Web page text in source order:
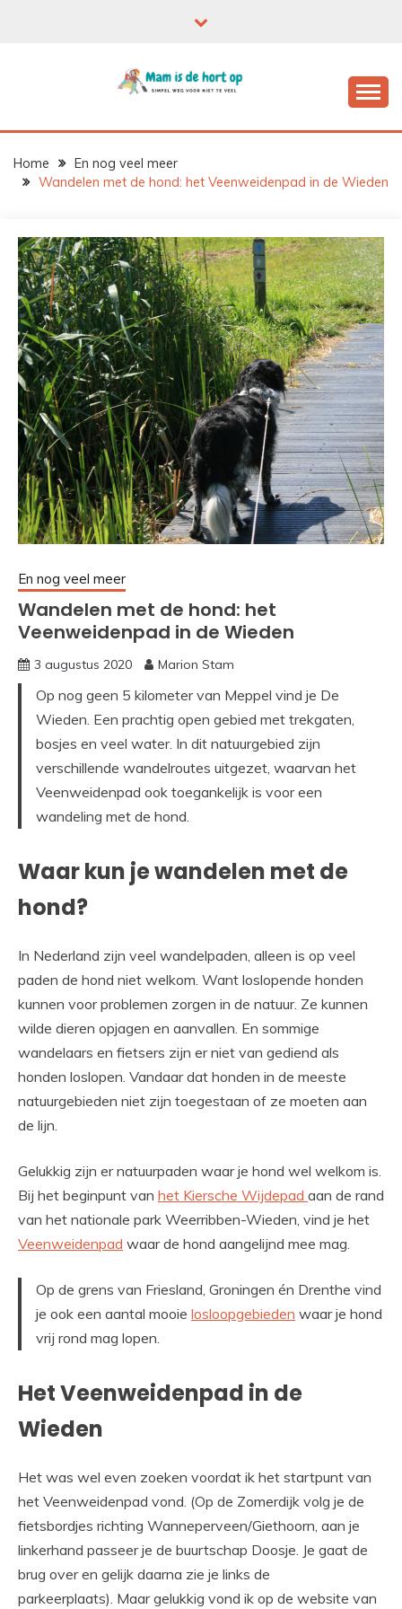
Home
En nog veel meer
Wandelen met de hond: het Veenweidenpad in de Wieden
En nog veel meer
Wandelen met de hond: het
Veenweidenpad in de Wieden
3 augustus 2020 Marion Stam
Op nog geen 5 kilometer van Meppel vind je De
Wieden. Een prachtig open gebied met trekgaten,
bosjes en veel water. In dit natuurgebied zijn
verschillende wandelroutes uitgezet, waarvan het
Veenweidenpad ook toegankelijk is voor een
wandeling met de hond.
Waar kun je wandelen met de
hond?
In Nederland zijn veel wandelpaden, alleen is op veel
paden de hond niet welkom. Want loslopende honden
kunnen voor problemen zorgen in de natuur. Ze kunnen
wilde dieren opjagen en aanvallen. En sommige
wandelaars en fietsers zijn er niet van gediend als
honden loslopen. Vandaar dat honden in de meeste
natuurgebieden niet zijn toegestaan of ze moeten aan
de lijn.
Gelukkig zijn er natuurpaden waar je hond wel welkom is.
Bij het beginpunt van het Kiersche Wijdepad aan de rand
van het nationale park Weerribben-Wieden, vind je het
Veenweidenpad waar de hond aangelijnd mee mag.
Op de grens van Friesland, Groningen én Drenthe vind
je ook een aantal mooie losloopgebieden waar je hond
vrij rond mag lopen.
Het Veenweidenpad in de
Wieden
Het was wel even zoeken voordat ik het startpunt van
het Veenweidenpad vond. (Op de Zomerdijk volg je de
fietsbordjes richting Wanneperveen/Giethoorn, aan je
linkerhand passeer je de buurtschap Doosje. Je gaat de
brug over en gelijk daarna zie je links de
parkeerplaats). Maar gelukkig vond ik op de website van